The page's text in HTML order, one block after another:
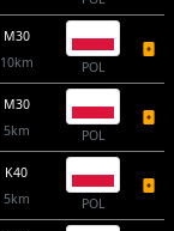
M30
10km
POL
M30
5km
POL
K40
5km
POL